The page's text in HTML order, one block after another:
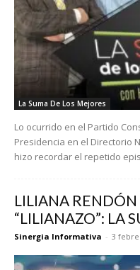
La Suma De Los Mejores
Lo ocurrido en el Partido
Presidencia en el Directorio
hizo recordar el repetido
LILIANA RENDÓN
“LILIANAZO”: LA
Sinergia Informativa - 3